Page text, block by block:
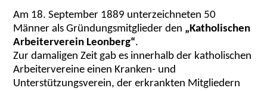
Am 18. September 1889 unterzeichneten 50
Männer als Gründungsmitglieder den „Katholischen
Arbeiterverein Leonberg“.
Zur damaligen Zeit gab es innerhalb der katholischen
Arbeitervereine einen Kranken- und
Unterstützungsverein, der erkrankten Mitgliedern